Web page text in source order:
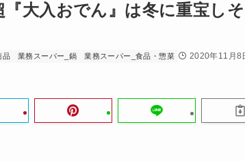
大入おでん』は冬に重宝し
品 業務スーパー_鍋 業務スーパー_食品・惣菜 2020年11月8